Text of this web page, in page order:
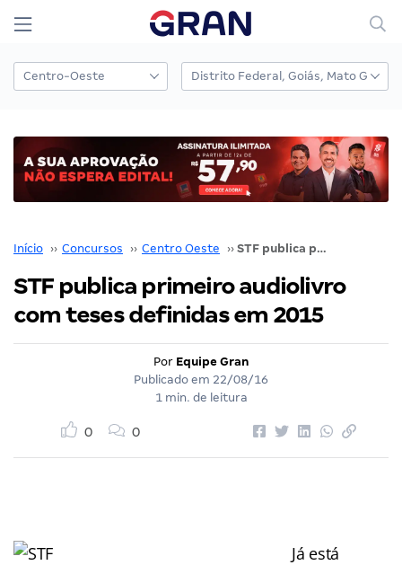
Início ›› Concursos ›› Centro Oeste ›› STF publica primeiro audiolivro com teses definidas em 2015
STF publica primeiro audiolivro
com teses definidas em 2015
Por Equipe Gran
Publicado em 22/08/16
1 min. de leitura
0 0
Já está